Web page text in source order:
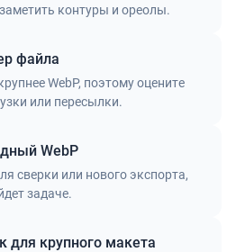
контуры и ореолы.
файла
WebP, поэтому оцените
или пересылки.
WebP
сверки или нового экспорта,
задаче.
для крупного макета